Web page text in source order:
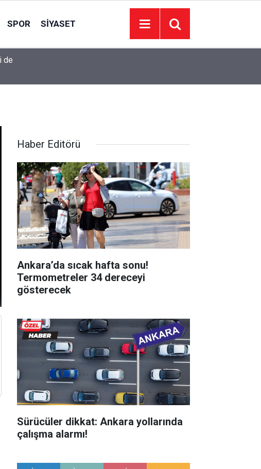
SPOR SIYASET
Haber Editörü
Ankara’da sıcak hafta sonu!
Termometreler 34 dereceyi
gösterecek
Sürücüler dikkat: Ankara yollarında
çalışma alarmı!